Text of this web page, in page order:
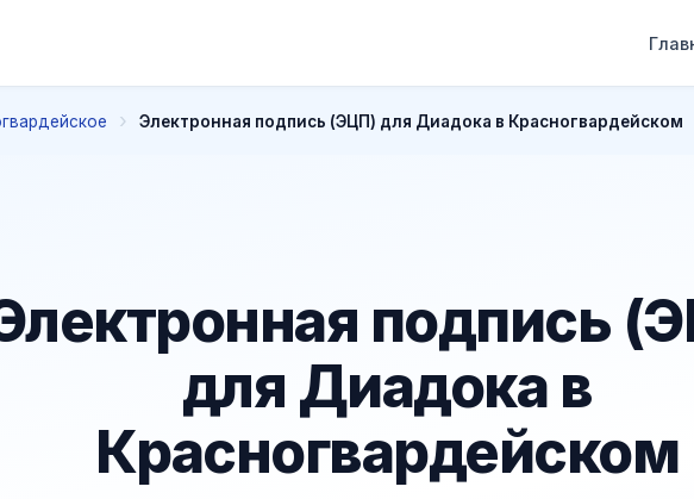
Электронная подпись (ЭЦП) для Диадока в Красногвардейском
подпись
для Диадока в
Красногвардейском